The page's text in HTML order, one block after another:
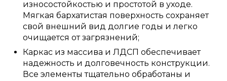
износостойкостью и простотой в уходе.
Мягкая бархатистая поверхность сохраняет
свой внешний вид долгие годы и легко
очищается от загрязнений;
Каркас из массива и ЛДСП обеспечивает
надежность и долговечность конструкции.
Все элементы тщательно обработаны и